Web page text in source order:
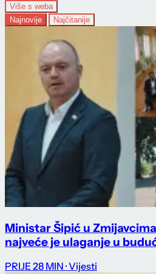
Više s weba
Najnovije
Najčitanije
Ministar Šipić u
najveće je ulaganje u
PRIJE 28 MIN · Vijesti